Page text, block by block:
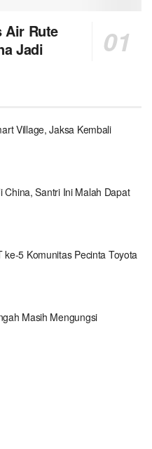
Air Rute
Jadi
Village, Jaksa Kembali
China, Santri Ini Malah Dapat
ke-5 Komunitas Pecinta Toyota
Masih Mengungsi